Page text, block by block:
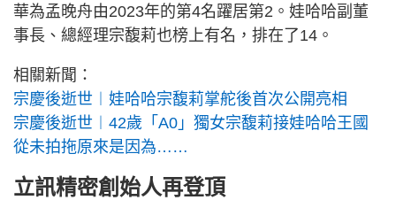
華為孟晚舟由2023年的第4名躍居第2。娃哈哈副董
事長、總經理宗馥莉也榜上有名，排在了14。
相關新聞：
宗慶後逝世︱娃哈哈宗馥莉掌舵後首次公開亮相
宗慶後逝世︱42歲「A0」獨女宗馥莉接娃哈哈王國
從未拍拖原來是因為……
立訊精密創始人再登頂